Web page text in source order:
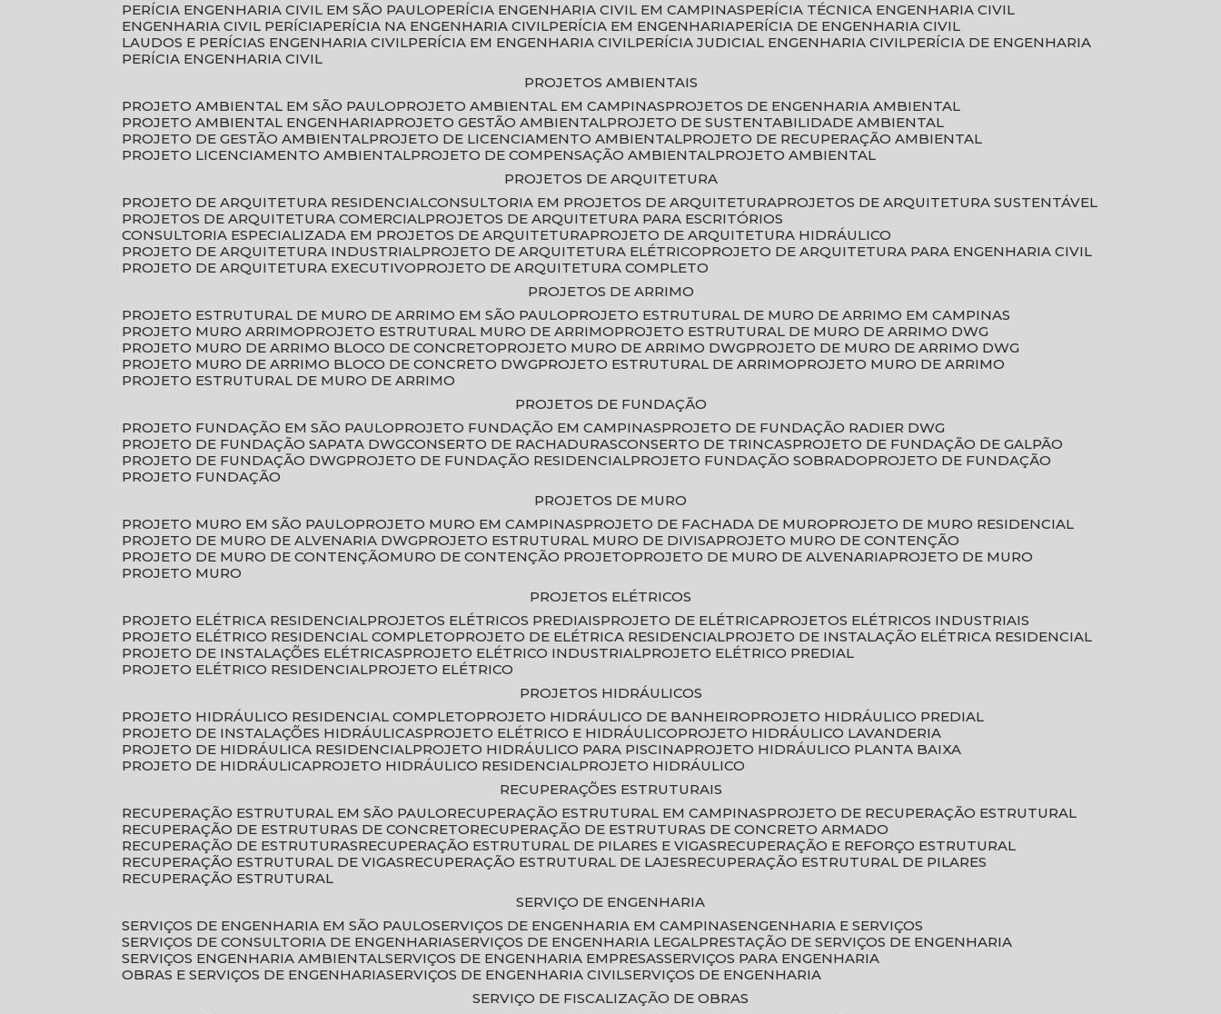
PERÍCIA ENGENHARIA CIVIL EM SÃO PAULO
PERÍCIA ENGENHARIA CIVIL EM CAMPINAS
PERÍCIA TÉCNICA ENGENHARIA CIVIL
ENGENHARIA CIVIL PERÍCIA
PERÍCIA NA ENGENHARIA CIVIL PERÍCIA EM ENGENHARIA
PERÍCIA DE ENGENHARIA CIVIL
LAUDOS E PERÍCIAS ENGENHARIA CIVIL
PERÍCIA EM ENGENHARIA CIVIL PERÍCIA JUDICIAL ENGENHARIA CIVIL
PERÍCIA DE ENGENHARIA
PERÍCIA ENGENHARIA CIVIL
PROJETOS AMBIENTAIS
PROJETO AMBIENTAL EM SÃO PAULO
PROJETO AMBIENTAL EM CAMPINAS
PROJETOS DE ENGENHARIA AMBIENTAL
PROJETO AMBIENTAL ENGENHARIA
PROJETO GESTÃO AMBIENTAL
PROJETO DE SUSTENTABILIDADE AMBIENTAL
PROJETO DE GESTÃO AMBIENTAL
PROJETO DE LICENCIAMENTO AMBIENTAL
PROJETO DE RECUPERAÇÃO AMBIENTAL
PROJETO LICENCIAMENTO AMBIENTAL
PROJETO DE COMPENSAÇÃO AMBIENTAL
PROJETO AMBIENTAL
PROJETOS DE ARQUITETURA
PROJETO DE ARQUITETURA RESIDENCIAL CONSULTORIA EM PROJETOS DE ARQUITETURA
PROJETOS DE ARQUITETURA SUSTENTÁVEL
PROJETOS DE ARQUITETURA COMERCIAL
PROJETOS DE ARQUITETURA PARA ESCRITÓRIOS
CONSULTORIA ESPECIALIZADA EM PROJETOS DE ARQUITETURA
PROJETO DE ARQUITETURA HIDRÁULICO
PROJETO DE ARQUITETURA INDUSTRIAL
PROJETO DE ARQUITETURA ELÉTRICO
PROJETO DE ARQUITETURA PARA ENGENHARIA CIVIL
PROJETO DE ARQUITETURA EXECUTIVO
PROJETO DE ARQUITETURA COMPLETO
PROJETOS DE ARRIMO
PROJETO ESTRUTURAL DE MURO DE ARRIMO EM SÃO PAULO
PROJETO ESTRUTURAL DE MURO DE ARRIMO EM CAMPINAS
PROJETO MURO ARRIMO
PROJETO ESTRUTURAL MURO DE ARRIMO
PROJETO ESTRUTURAL DE MURO DE ARRIMO DWG
PROJETO MURO DE ARRIMO BLOCO DE CONCRETO
PROJETO MURO DE ARRIMO DWG
PROJETO DE MURO DE ARRIMO DWG
PROJETO MURO DE ARRIMO BLOCO DE CONCRETO DWG
PROJETO ESTRUTURAL DE ARRIMO
PROJETO MURO DE ARRIMO
PROJETO ESTRUTURAL DE MURO DE ARRIMO
PROJETOS DE FUNDAÇÃO
PROJETO FUNDAÇÃO EM SÃO PAULO
PROJETO FUNDAÇÃO EM CAMPINAS
PROJETO DE FUNDAÇÃO RADIER DWG
PROJETO DE FUNDAÇÃO SAPATA DWG CONSERTO DE RACHADURAS CONSERTO DE TRINCAS
PROJETO DE FUNDAÇÃO DE GALPÃO
PROJETO DE FUNDAÇÃO DWG
PROJETO DE FUNDAÇÃO RESIDENCIAL PROJETO FUNDAÇÃO SOBRADO
PROJETO DE FUNDAÇÃO
PROJETO FUNDAÇÃO
PROJETOS DE MURO
PROJETO MURO EM SÃO PAULO
PROJETO MURO EM CAMPINAS PROJETO DE FACHADA DE MURO
PROJETO DE MURO RESIDENCIAL
PROJETO DE MURO DE ALVENARIA DWG
PROJETO ESTRUTURAL MURO DE DIVISA
PROJETO MURO DE CONTENÇÃO
PROJETO DE MURO DE CONTENÇÃO
MURO DE CONTENÇÃO PROJETO PROJETO DE MURO DE ALVENARIA
PROJETO DE MURO
PROJETO MURO
PROJETOS ELÉTRICOS
PROJETO ELÉTRICA RESIDENCIAL
PROJETOS ELÉTRICOS PREDIAIS PROJETO DE ELÉTRICA
PROJETOS ELÉTRICOS INDUSTRIAIS
PROJETO ELÉTRICO RESIDENCIAL COMPLETO
PROJETO DE ELÉTRICA RESIDENCIAL
PROJETO DE INSTALAÇÃO ELÉTRICA RESIDENCIAL
PROJETO DE INSTALAÇÕES ELÉTRICAS
PROJETO ELÉTRICO INDUSTRIAL
PROJETO ELÉTRICO PREDIAL
PROJETO ELÉTRICO RESIDENCIAL
PROJETO ELÉTRICO
PROJETOS HIDRÁULICOS
PROJETO HIDRÁULICO RESIDENCIAL COMPLETO
PROJETO HIDRÁULICO DE BANHEIRO
PROJETO HIDRÁULICO PREDIAL
PROJETO DE INSTALAÇÕES HIDRÁULICAS
PROJETO ELÉTRICO E HIDRÁULICO
PROJETO HIDRÁULICO LAVANDERIA
PROJETO DE HIDRÁULICA RESIDENCIAL
PROJETO HIDRÁULICO PARA PISCINA
PROJETO HIDRÁULICO PLANTA BAIXA
PROJETO DE HIDRÁULICA
PROJETO HIDRÁULICO RESIDENCIAL
PROJETO HIDRÁULICO
RECUPERAÇÕES ESTRUTURAIS
RECUPERAÇÃO ESTRUTURAL EM SÃO PAULO
RECUPERAÇÃO ESTRUTURAL EM CAMPINAS
PROJETO DE RECUPERAÇÃO ESTRUTURAL
RECUPERAÇÃO DE ESTRUTURAS DE CONCRETO
RECUPERAÇÃO DE ESTRUTURAS DE CONCRETO ARMADO
RECUPERAÇÃO DE ESTRUTURAS
RECUPERAÇÃO ESTRUTURAL DE PILARES E VIGAS
RECUPERAÇÃO E REFORÇO ESTRUTURAL
RECUPERAÇÃO ESTRUTURAL DE VIGAS
RECUPERAÇÃO ESTRUTURAL DE LAJES
RECUPERAÇÃO ESTRUTURAL DE PILARES
RECUPERAÇÃO ESTRUTURAL
SERVIÇO DE ENGENHARIA
SERVIÇOS DE ENGENHARIA EM SÃO PAULO SERVIÇOS DE ENGENHARIA EM CAMPINAS
ENGENHARIA E SERVIÇOS
SERVIÇOS DE CONSULTORIA DE ENGENHARIA SERVIÇOS DE ENGENHARIA LEGAL
PRESTAÇÃO DE SERVIÇOS DE ENGENHARIA
SERVIÇOS ENGENHARIA AMBIENTAL SERVIÇOS DE ENGENHARIA EMPRESAS SERVIÇOS PARA ENGENHARIA
OBRAS E SERVIÇOS DE ENGENHARIA SERVIÇOS DE ENGENHARIA CIVIL SERVIÇOS DE ENGENHARIA
SERVIÇO DE FISCALIZAÇÃO DE OBRAS